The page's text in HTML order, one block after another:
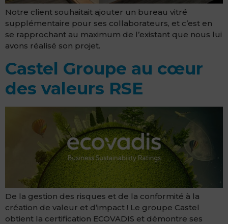
Notre client souhaitait ajouter un bureau vitré
supplémentaire pour ses collaborateurs, et c’est en
se rapprochant au maximum de l’existant que nous lui
avons réalisé son projet.
Castel Groupe au cœur
des valeurs RSE
De la gestion des risques et de la conformité à la
création de valeur et d’impact ! Le groupe Castel
obtient la certification ECOVADIS et démontre ses